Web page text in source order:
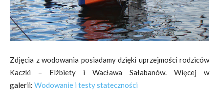
Zdjęcia z wodowania posiadamy dzięki uprzejmości rodziców
Kaczki – Elżbiety i Wacława Sałabanów. Więcej w
galerii: Wodowanie i testy stateczności